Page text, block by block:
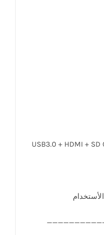
USB3.0 + HDMI +